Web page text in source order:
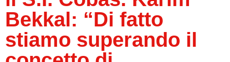
Bekkal: “Di fatto
stiamo superando il